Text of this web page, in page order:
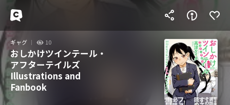
ギャグ 10
おしかけツインテール・
アフターテイルズ
Illustrations and
Fanbook